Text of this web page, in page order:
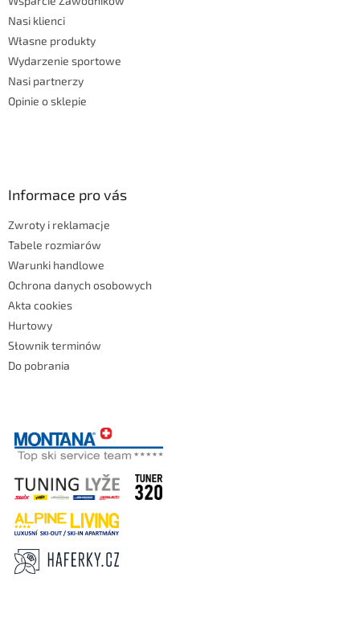
Nasi klienci
Własne produkty
Wydarzenie sportowe
Nasi partnerzy
Opinie o sklepie
Informace pro vás
Zwroty i reklamacje
Tabele rozmiarów
Warunki handlowe
Ochrona danych osobowych
Akta cookies
Hurtowy
Słownik terminów
Do pobrania